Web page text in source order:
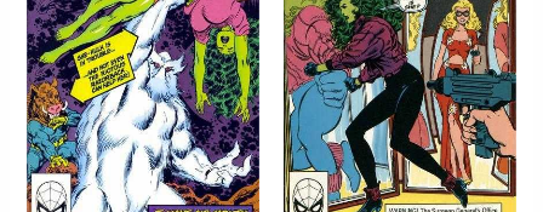
variations.
Les
options
peuvent
être
choisies
Les
être